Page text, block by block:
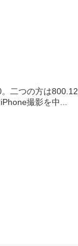
二つの方は
撮影を中...